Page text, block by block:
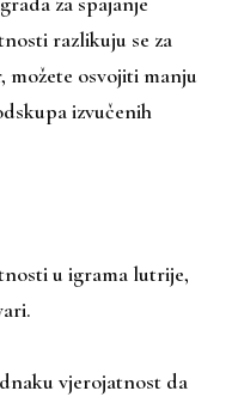
razlikuju se za
možete osvojiti manju
izvučenih
u igrama lutrije,
vjerojatnost da